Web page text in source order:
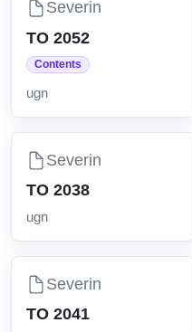
Severin
TO 2052
Contents
ugn
Severin
TO 2038
ugn
Severin
TO 2041